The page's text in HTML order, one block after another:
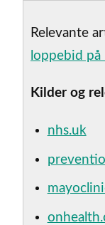
Relevante
loppebid på
Kilder og
nhs.uk